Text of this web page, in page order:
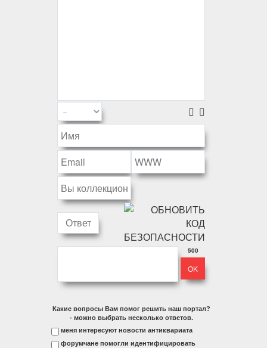
500
Какие вопросы Вам помог решить наш портал?
- можно выбрать несколько ответов.
меня интересуют новости антиквариата
форумчане помогли идентифицировать